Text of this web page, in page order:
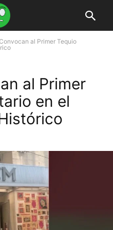
al Primer Tequio
al Primer
en el